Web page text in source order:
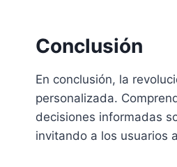
Conclusión
En conclusión, la
personalizada.
decisiones informadas
invitando a los usuarios